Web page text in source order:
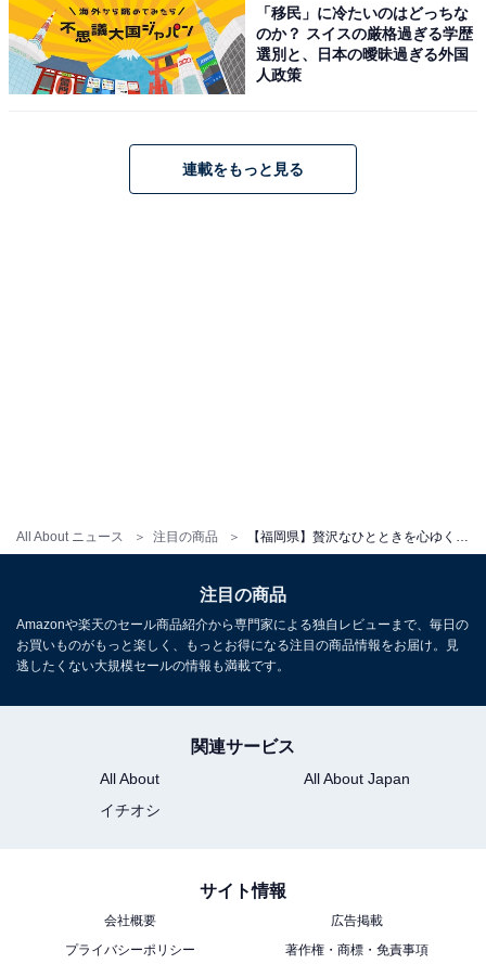
All About ニュース 注目の商品
原鶴温泉 ほどあいの宿 六峰舘（画像：「原鶴温泉 ほどあいの宿 六峰舘」公
式Webサイトより）
「原鶴温泉 ほどあいの宿 六峰舘」は、筑後川のほとりに
位置する温泉宿です。名物は、硫黄泉と硫化水素の2つ
風呂」や「御影露天風呂」、1Fの「竹炭風呂」や「檜風
呂」など、多彩な湯船で贅沢なひとときを過ごせます。
所在地：福岡県朝倉市杷木久喜宮1840
交通手段：JR筑後吉井駅より車で10分／西鉄高速バス日
チェックイン・チェックアウト
チェックイン：15:00
「移民」に冷たいのはどっちな
のか？ スイスの厳格過ぎる学歴
選別と、日本の曖昧過ぎる外国
人政策
連載をもっと見る
注目の商品
Amazonや楽天のセール商品紹介から専門家による独自レビューまで、毎日の
お買いものがもっと楽しく、もっとお得になる注目の商品情報をお届け。見
逃したくない大規模セールの情報も満載です。
関連サービス
All About
All About Japan
イチオシ
サイト情報
会社概要
広告掲載
プライバシーポリシー
著作権・商標・免責事項